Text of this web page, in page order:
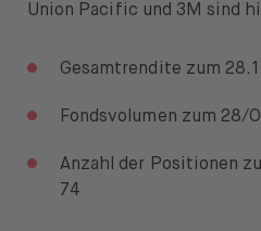
Union Pacific und 3M sind
Gesamtrendite zum
Fondsvolumen zum 28/
Anzahl der Positionen
74